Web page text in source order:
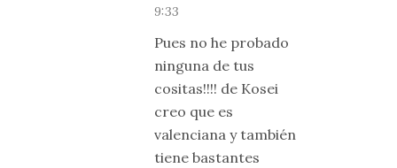
9:33
Pues no he probado
ninguna de tus
cositas!!!! de Kosei
creo que es
valenciana y también
tiene bastantes